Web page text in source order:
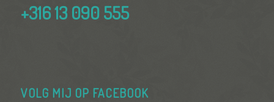
+316 13 090 555
VOLG MIJ OP FACEBOOK